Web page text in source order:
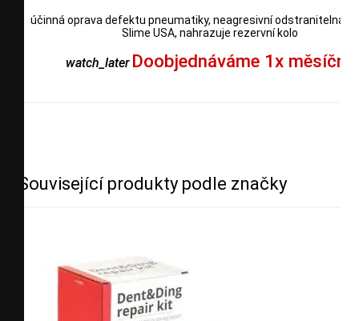
účinná oprava defektu pneumatiky, neagresivní odstranitelná
Slime USA, nahrazuje rezervní kolo
watch_later Doobjednáváme 1x měsíčně
Související produkty podle značky